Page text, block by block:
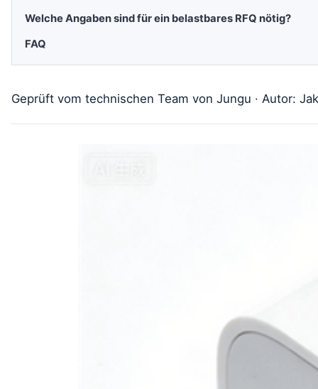
Welche Angaben sind für ein belastbares RFQ nötig?
FAQ
Geprüft vom technischen Team von Jungu · Autor: